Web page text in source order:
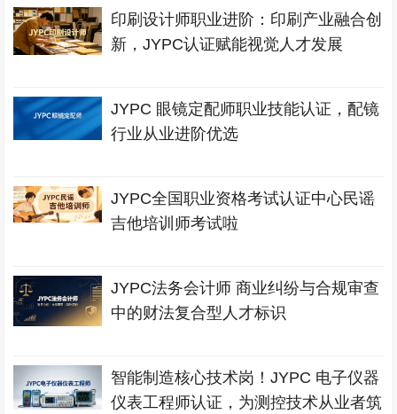
印刷设计师职业进阶：印刷产业融合创
新，JYPC认证赋能视觉人才发展
JYPC 眼镜定配师职业技能认证，配镜
行业从业进阶优选
JYPC全国职业资格考试认证中心民谣
吉他培训师考试啦
JYPC法务会计师 商业纠纷与合规审查
中的财法复合型人才标识
智能制造核心技术岗！JYPC 电子仪器
仪表工程师认证，为测控技术从业者筑